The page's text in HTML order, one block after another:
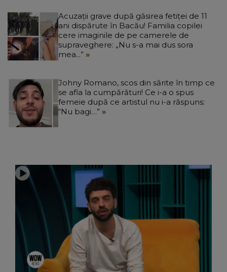
Acuzații grave după găsirea fetiței de 11
ani dispărute în Bacău! Familia copilei
cere imaginile de pe camerele de
supraveghere: „Nu s-a mai dus sora
mea...”
Johny Romano, scos din sărite în timp ce
se afla la cumpărături! Ce i-a o spus
femeie după ce artistul nu i-a răspuns:
“Nu bagi…”